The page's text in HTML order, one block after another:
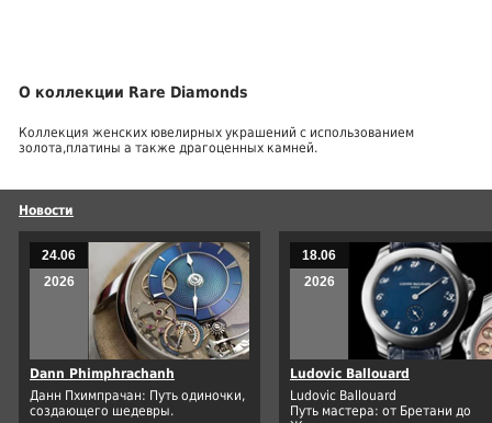
О коллекции Rare Diamonds
Коллекция женских ювелирных украшений с использованием
золота,платины а также драгоценных камней.
Новости
24.06
2026
Dann Phimphrachanh
Данн Пхимпрачан: Путь одиночки,
создающего шедевры.
18.06
2026
Ludovic Ballouard
Ludovic Ballouard
Путь мастера: от Бретани до